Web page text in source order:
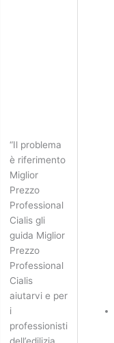
“Il problema
è riferimento
Miglior
Prezzo
Professional
Cialis gli
guida Miglior
Prezzo
Professional
Cialis
aiutarvi e per
i
professionisti